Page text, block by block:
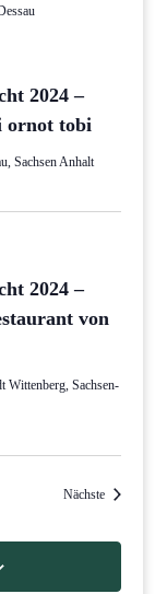
2024 –
ornot tobi
Sachsen Anhalt
2024 –
von
Wittenberg, Sachsen-
Nächste